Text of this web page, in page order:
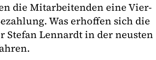
die Mitarbeitenden eine Vier-
Was erhoffen sich die
Stefan Lennardt in der neusten